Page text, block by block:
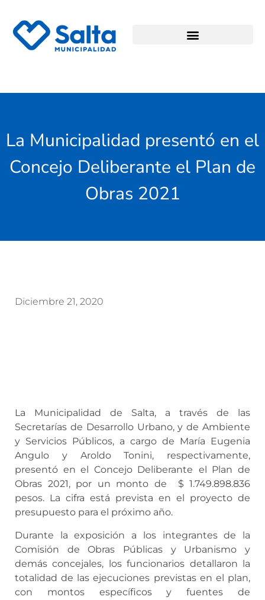
La Municipalidad presentó en el
Concejo Deliberante el Plan de
Obras 2021
Diciembre 21, 2020
La Municipalidad de Salta, a través de las
Secretarías de Desarrollo Urbano, y de Ambiente
y Servicios Públicos, a cargo de María Eugenia
Angulo y Aroldo Tonini, respectivamente,
presentó en el Concejo Deliberante el Plan de
Obras 2021, por un monto de $ 1.749.898.836
pesos. La cifra está prevista en el proyecto de
presupuesto para el próximo año.
Durante la exposición a los integrantes de la
Comisión de Obras Públicas y Urbanismo y
demás concejales, los funcionarios detallaron la
totalidad de las ejecuciones previstas en el plan,
con montos específicos y fuentes de